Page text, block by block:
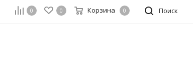
Поиск
0 0 Корзина 0